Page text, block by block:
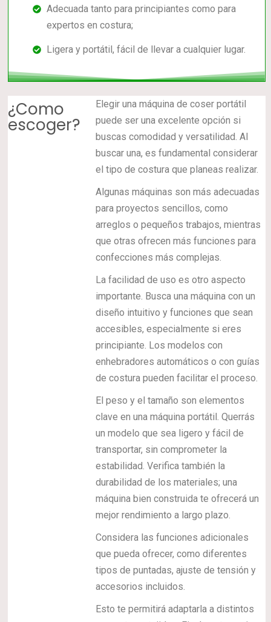
Adecuada tanto para principiantes como para
expertos en costura;
Ligera y portátil, fácil de llevar a cualquier lugar.
¿Como
escoger?
Elegir una máquina de coser portátil
puede ser una excelente opción si
buscas comodidad y versatilidad. Al
buscar una, es fundamental considerar
el tipo de costura que planeas realizar.
Algunas máquinas son más adecuadas
para proyectos sencillos, como
arreglos o pequeñostrabajos, mientras
que otras ofrecen más funciones para
confecciones más complejas.
La facilidad de uso es otro aspecto
importante. Busca una máquina con un
diseño intuitivo y funciones que sean
accesibles, especialmente si eres
principiante. Los modelos con
enhebradores automáticos o con guías
de costura pueden facilitar el proceso.
El peso y el tamaño son elementos
clave en una máquina portátil. Querrás
un modelo que sea ligero y fácil de
transportar, sin comprometer la
estabilidad. Verifica también la
durabilidad de los materiales; una
máquina bien construida te ofrecerá un
mejor rendimiento a largo plazo.
Considera las funciones adicionales
que pueda ofrecer, como diferentes
tipos de puntadas, ajuste de tensión y
accesorios incluidos.
Esto te permitirá adaptarla a distintos